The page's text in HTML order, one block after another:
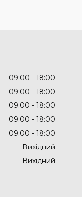
09:00
18:00
09:00
18:00
09:00
18:00
09:00
18:00
09:00
18:00
Вихідний
Вихідний